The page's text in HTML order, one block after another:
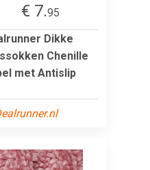
€ 7.95
Dikke
Chenille
met Antislip